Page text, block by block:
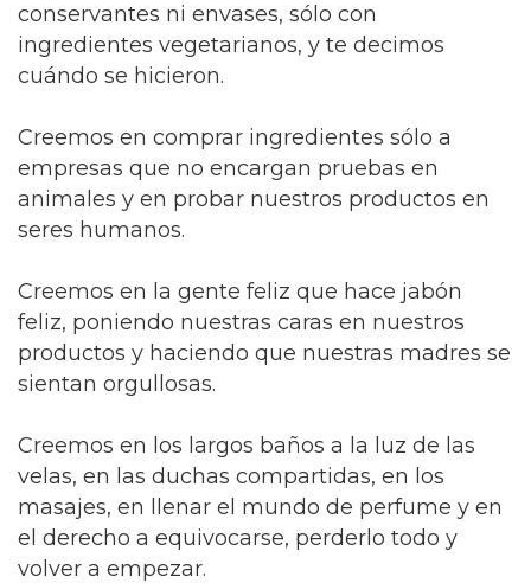
conservantes ni envases, sólo con
ingredientes vegetarianos, y te decimos
cuándo se hicieron.
Creemos en comprar ingredientes sólo a
empresas que no encargan pruebas en
animales y en probar nuestros productos en
seres humanos.
Creemos en la gente feliz que hace jabón
feliz, poniendo nuestras caras en nuestros
productos y haciendo que nuestras madres se
sientan orgullosas.
Creemos en los largos baños a la luz de las
velas, en las duchas compartidas, en los
masajes, en llenar el mundo de perfume y en
el derecho a equivocarse, perderlo todo y
volver a empezar.